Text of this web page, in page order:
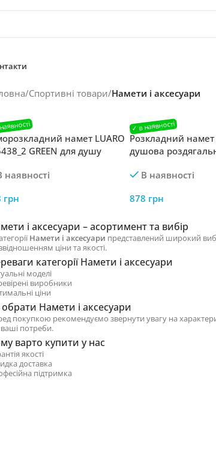
/Спортивні товари/Намети і аксесуари
намет LUARO
GREEN для душу
наявності
грн
Розкладний
душова
В наявності
878 грн
і аксесуари – асортимент та вибір
Намети і аксесуари представлений широкий
ціни та якості.
категорії Намети і аксесуари
моделі
виробники
ціни
Намети і аксесуари
покупкою рекомендуємо звернути увагу на
ваші потреби.
варто купити у нас
якості
доставка
підтримка